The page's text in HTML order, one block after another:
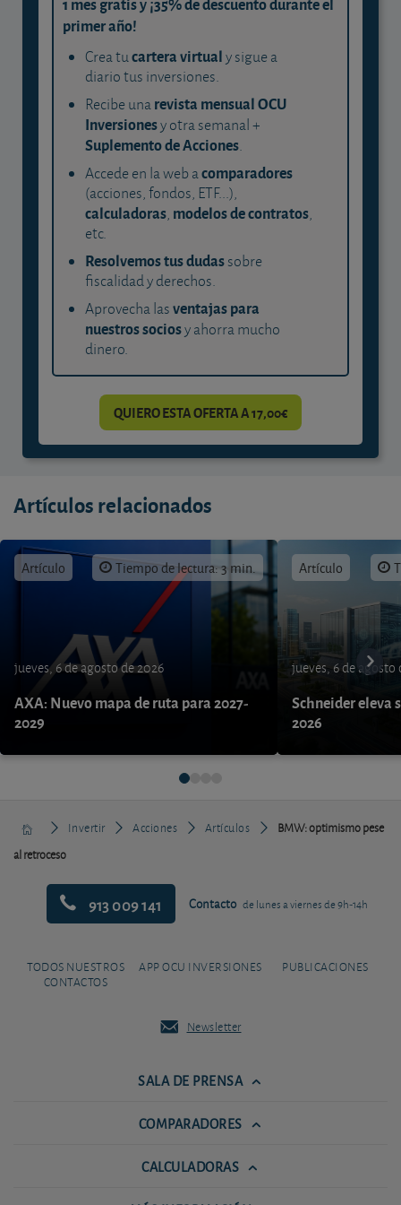
primer año!
Crea tucartera virtualy sigue a
diario tus inversiones.
Recibe unarevista mensual OCU
Inversionesy otra semanal +
Suplemento de Acciones.
Accede en la web acomparadores
(acciones, fondos, ETF...),
calculadoras, modelos de contratos,
etc.
Resolvemos tus dudassobre
fiscalidad y derechos.
Aprovecha lasventajas para
nuestros sociosy ahorra mucho
dinero.
QUIERO ESTA OFERTA A 17,00€
Artículos relacionados
Artículo Tiempo de lectura: 3 min.
jueves, 6 de agosto de 2026
AXA: Nuevo mapa de ruta para 2027-
2029
Artículo
jueves, 6 de agosto
Schneider eleva
2026
Invertir Acciones Artículos
BMW: optimismo pese
al retroceso
913 009 141 Contacto de lunes a viernes de 9h-14h
TODOS NUESTROS
CONTACTOS
APP OCU INVERSIONES PUBLICACIONES
Newsletter
SALA DE PRENSA
COMPARADORES
CALCULADORAS